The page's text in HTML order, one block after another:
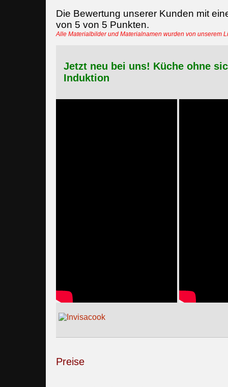
Die Bewertung unserer Kunden mit
von 5 von 5 Punkten.
Alle Materialbilder und Materialnamen wurden von unserem
Jetzt neu bei uns! Küche ohne
Induktion
Preise